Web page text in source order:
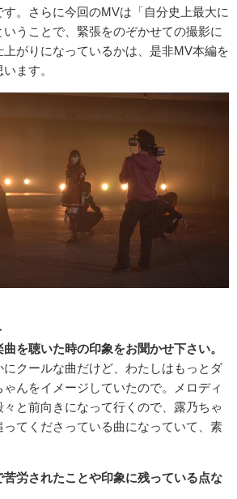
。さらに今回のMVは「自分史上最大に
うことで、緊張をのぞかせての撮影に
がりになっているかは、是非MV本編を
ます。
を聴いた時の印象をお聞かせ下さい。
クールな曲だけど、わたしはもっとダ
んをイメージしていたので。メロディ
々と前向きになって行くので、露乃ちゃ
ってくださっている曲になっていて、素
労されたことや印象に残っている点な